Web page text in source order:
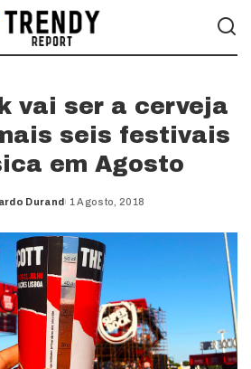
vai ser a cerveja
seis festivais
em Agosto
Durand 1 Agosto, 2018